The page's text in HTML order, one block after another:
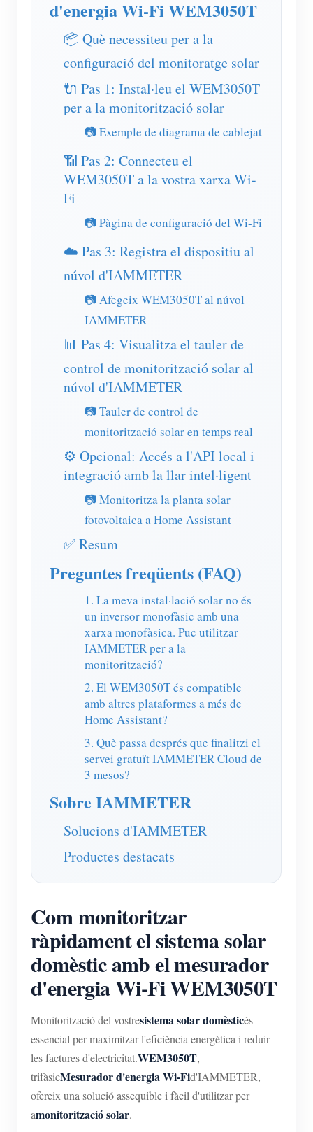
Simulador IAMMETER
Mesurador virtual
Sistema de Predicció i Simulació Energètica
Aplicacions
Monitor d'energia del sistema solar fotovoltaic
Monitor de consum d'electricitat
Sistema de control de calefacció fotovoltaica
Monitorització energètica de fàbrica
Inici ràpid del producte
Vídeo tutorial
Preguntes freqüents
Notícies
Blocs
Comunitat
Desenvolupador
Explora
Programa de recompenses
Contacte
Sobre nosaltres
d'energia Wi-Fi WEM3050T
📦 Què necessiteu per a la
configuració del monitoratge solar
🔌 Pas 1: Instal·leu el WEM3050T
per a la monitorització solar
📷 Exemple de diagrama de cablejat
📶 Pas 2: Connecteu el
WEM3050T a la vostra xarxa Wi-
Fi
📷 Pàgina de configuració del Wi-Fi
☁️ Pas 3: Registra el dispositiu al
núvol d'IAMMETER
📷 Afegeix WEM3050T al núvol
IAMMETER
📊 Pas 4: Visualitza el tauler de
control de monitorització solar al
núvol d'IAMMETER
📷 Tauler de control de
monitorització solar en temps real
⚙️ Opcional: Accés a l'API local i
integració amb la llar intel·ligent
📷 Monitoritza la planta solar
fotovoltaica a Home Assistant
✅ Resum
Preguntes freqüents (FAQ)
1. La meva instal·lació solar no és
un inversor monofàsic amb una
xarxa monofàsica. Puc utilitzar
IAMMETER per a la
monitorització?
2. El WEM3050T és compatible
amb altres plataformes a més de
Home Assistant?
3. Què passa després que finalitzi el
servei gratuït IAMMETER Cloud de
3 mesos?
Sobre IAMMETER
Solucions d'IAMMETER
Productes destacats
Com monitoritzar
ràpidament el sistema solar
domèstic amb el mesurador
d'energia Wi-Fi WEM3050T
Monitorització del vostresistema solar domèsticés
essencial per maximitzar l'eficiència energètica i reduir
les factures d'electricitat.WEM3050T,
trifàsicMesurador d'energia Wi-Fid'IAMMETER,
ofereix una solució assequible i fàcil d'utilitzar per
amonitorització solar.